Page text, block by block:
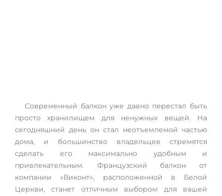
Современный балкон уже давно перестал быть
просто хранилищем для ненужных вещей. На
сегодняшний день он стал неотъемлемой частью
дома, и большинство владельцев стремятся
сделать его максимально удобным и
привлекательным. Французский балкон от
компании «Виконт», расположенной в Белой
Церкви, станет отличным выбором для вашей